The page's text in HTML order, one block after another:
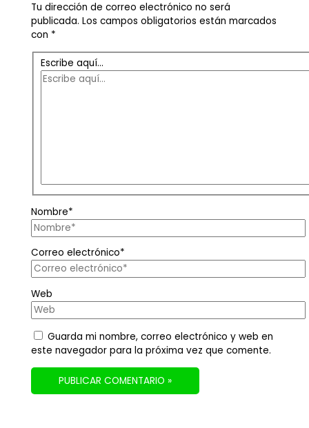
Tu dirección de correo electrónico no será
publicada. Los campos obligatorios están marcados
con *
Escribe aquí...
Nombre*
Correo electrónico*
Web
Guarda mi nombre, correo electrónico y web en
este navegador para la próxima vez que comente.